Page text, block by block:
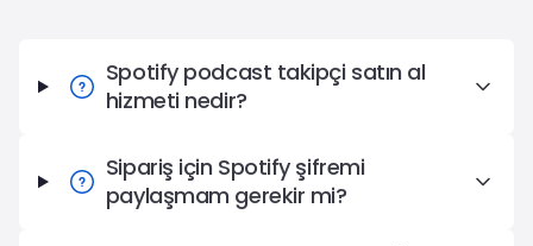
Spotify podcast takipçi satın al
hizmeti nedir?
Sipariş için Spotify şifremi
paylaşmam gerekir mi?